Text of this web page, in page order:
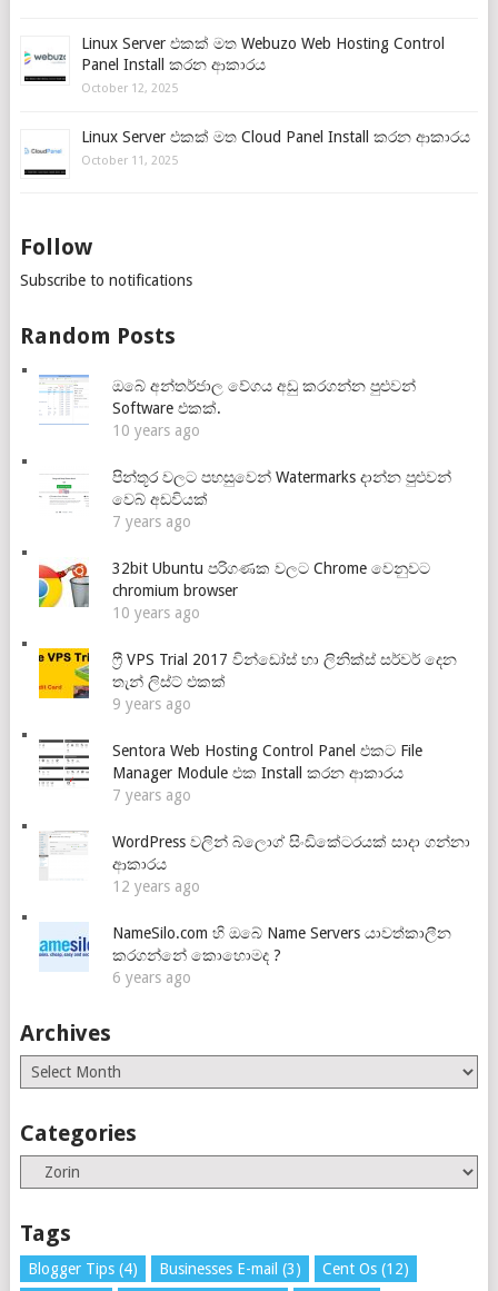
Linux Server එකක් මත Webuzo Web Hosting Control
Panel Install කරන ආකාරය
October 12, 2025
Linux Server එකක් මත Cloud Panel Install කරන ආකාරය
October 11, 2025
Follow
Subscribe to notifications
Random Posts
ඔබේ අන්තර්ජාල වේගය අඩු කරගන්න පුළුවන්
Software එකක්.
10 years ago
පින්තූර වලට පහසුවෙන් Watermarks දාන්න පුළුවන්
වෙබ් අඩවියක්
7 years ago
32bit Ubuntu පරිගණක වලට Chrome වෙනුවට
chromium browser
10 years ago
ෆ්‍රී VPS Trial 2017 වින්ඩෝස් හා ලිනික්ස් සර්වර් දෙන
තැන් ලිස්ට් එකක්
9 years ago
Sentora Web Hosting Control Panel එකට File
Manager Module එක Install කරන ආකාරය
7 years ago
WordPress වලින් බ්ලොග් සිංඩිකේටරයක් සාදා ගන්නා
ආකාරය
12 years ago
NameSilo.com හි ඔබේ Name Servers යාවත්කාලීන
කරගන්නේ කොහොමද ?
6 years ago
Archives
Archives
Categories
Categories
Tags
Blogger Tips(4) Businesses E-mail (3) Cent Os(12)